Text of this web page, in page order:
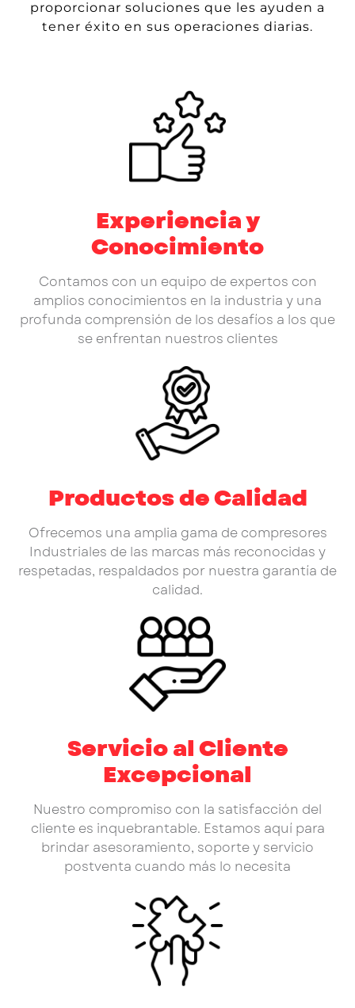
proporcionar soluciones que les ayuden a
tener éxito en sus operaciones diarias.
Experiencia y
Conocimiento
Contamos con un equipo de expertos con
amplios conocimientos en la industria y una
profunda comprensión de los desafíos a los que
se enfrentan nuestros clientes
Productos de Calidad
Ofrecemos una amplia gama de compresores
Industriales de las marcas más reconocidas y
respetadas, respaldados por nuestra garantía de
calidad.
Servicio al Cliente
Excepcional
Nuestro compromiso con la satisfacción del
cliente es inquebrantable. Estamos aquí para
brindar asesoramiento, soporte y servicio
postventa cuando más lo necesita